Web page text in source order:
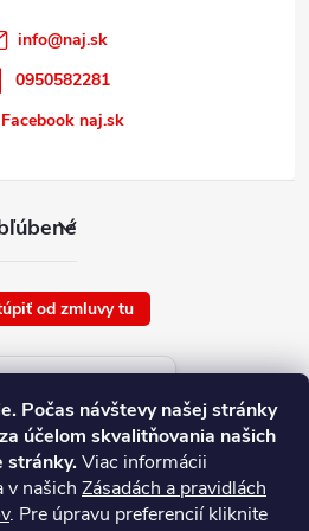
Počas návštevy našej stránky
účelom skvalitňovania našich
stránky.Viac informácii
v našich Zásadách a pravidlách
. Pre úpravu preferencií kliknite
info@naj.sk
0950582281
Facebook naj.sk
od zmluvy tu
ceny tovaru
od : 6/8/2026